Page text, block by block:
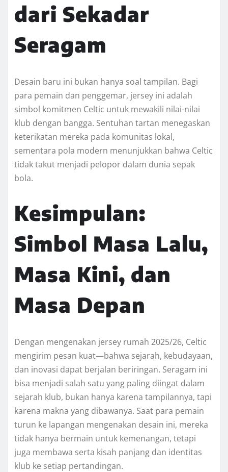
dari Sekadar
Seragam
Desain baru ini bukan hanya soal tampilan. Bagi
para pemain dan penggemar, jersey ini adalah
simbol komitmen Celtic untuk mewakili nilai-nilai
klub dengan bangga. Sentuhan tartan menegaskan
keterikatan mereka pada komunitas lokal,
sementara pola modern menunjukkan bahwa Celtic
tidak takut menjadi pelopor dalam dunia sepak
bola.
Kesimpulan:
Simbol Masa Lalu,
Masa Kini, dan
Masa Depan
Dengan mengenakan jersey rumah 2025/26, Celtic
mengirim pesan kuat—bahwa sejarah, kebudayaan,
dan inovasi dapat berjalan beriringan. Seragam ini
bisa menjadi salah satu yang paling diingat dalam
sejarah klub, bukan hanya karena tampilannya, tapi
karena makna yang dibawanya. Saat para pemain
turun ke lapangan mengenakan desain ini, mereka
tidak hanya bermain untuk kemenangan, tetapi
juga membawa serta kisah panjang dan identitas
klub ke setiap pertandingan.